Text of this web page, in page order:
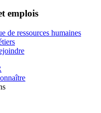
emplois
de ressources humaines